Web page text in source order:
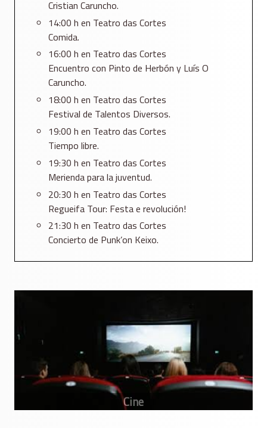
Cristian Caruncho.
14:00 h en Teatro das Cortes
Comida.
16:00 h en Teatro das Cortes
Encuentro con Pinto de Herbón y Luís O
Caruncho.
18:00 h en Teatro das Cortes
Festival de Talentos Diversos.
19:00 h en Teatro das Cortes
Tiempo libre.
19:30 h en Teatro das Cortes
Merienda para la juventud.
20:30 h en Teatro das Cortes
Regueifa Tour: Festa e revolución!
21:30 h en Teatro das Cortes
Concierto de Punk’on Keixo.